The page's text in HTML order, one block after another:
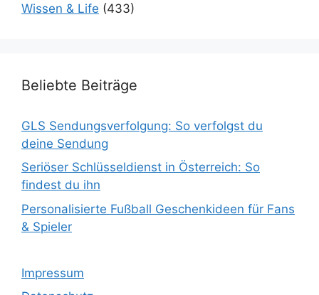
Wissen & Life (433)
Beliebte Beiträge
GLS Sendungsverfolgung: So verfolgst du
deine Sendung
Seriöser Schlüsseldienst in Österreich: So
findest du ihn
Personalisierte Fußball Geschenkideen für Fans
& Spieler
Impressum